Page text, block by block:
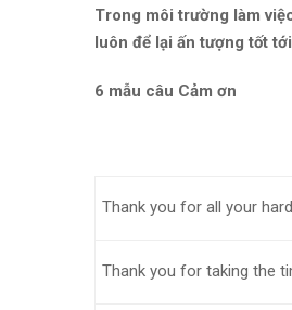
Trong môi trường làm
luôn để lại ấn tượng tốt
6 mẫu câu Cảm ơn
Thank you for all your
Thank you for taking the